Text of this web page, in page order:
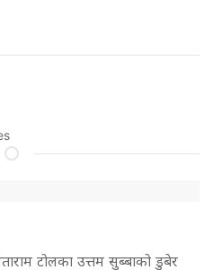
टोलका उत्तम सुब्बाको डुबेर